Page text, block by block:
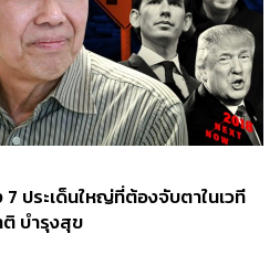
ประเด็นใหญ่ที่ต้องจับตาในเวที
บำรุงสุข